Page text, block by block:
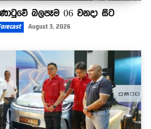
බලපෑම 06 වනදා සිට
August 3, 2026